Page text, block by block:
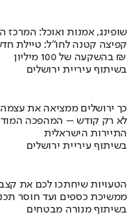
שופינג, אמנות ואוכל:
קפיצה קטנה לחו"ל: טיילת
בהשקעה של 100 מיליון ₪
בשיתוף עיריית ירושלים
כך ירושלים ממציאה את
לא רק קודש – המהפכה
התיירות הישראלית
בשיתוף עיריית ירושלים
הטעויות שיחתכו לכם את
ממשיכת כספים ועד חוסר
בשיתוף מנורה מבטחים